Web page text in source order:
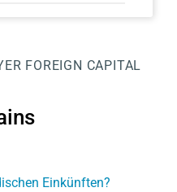
FOREIGN CAPITAL
Einkünften?